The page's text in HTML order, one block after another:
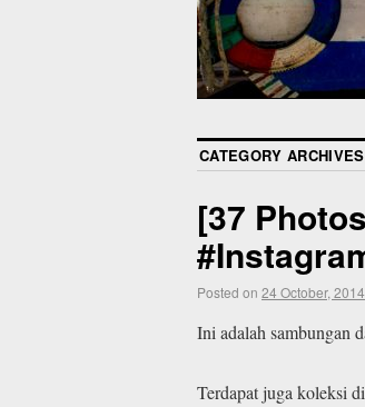
CATEGORY
[37
Posted on 24 October, 2014
Ini adalah sambungan
Terdapat juga koleksi